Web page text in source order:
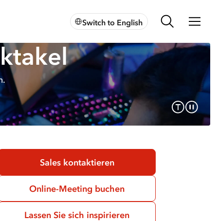
Switch to English
Sales kontaktieren
Online-Meeting buchen
Lassen Sie sich inspirieren